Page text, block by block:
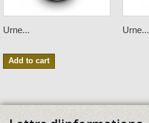
Urne...
Add to cart
Urne...